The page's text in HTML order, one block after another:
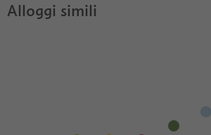
Alloggi simili